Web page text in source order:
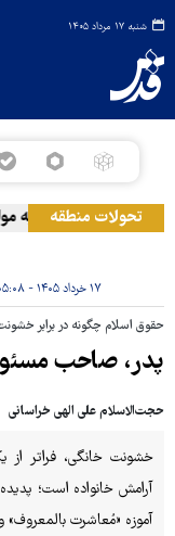
شنبه ۱۷ مرداد ۱۴۰۵
تحولات منطقه
حمله ارتش یمن به
۱۷ خرداد ۱۴۰۵ - ۰۵:۰۸
حقوق اسلام چگونه در برابر
پدر، صاحب
حجت‌الاسلام علی الهی خراسانی
خشونت خانگی، فراتر
آرامش خانواده است؛
آموزه «مُعاشرت